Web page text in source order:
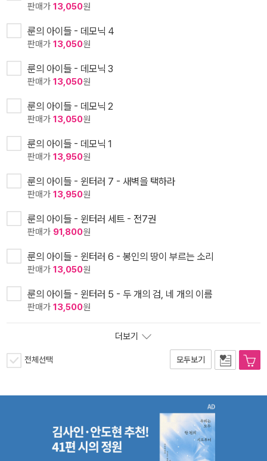
판매가 13,050원
룬의 아이들 - 데모닉 4
판매가 13,050원
룬의 아이들 - 데모닉 3
판매가 13,050원
룬의 아이들 - 데모닉 2
판매가 13,050원
룬의 아이들 - 데모닉 1
판매가 13,950원
룬의 아이들 - 윈터러 7 - 새벽을 택하라
판매가 13,950원
룬의 아이들 - 윈터러 세트 - 전7권
판매가 91,800원
룬의 아이들 - 윈터러 6 - 봉인의 땅이 부르는 소리
판매가 13,050원
룬의 아이들 - 윈터러 5 - 두 개의 검, 네 개의 이름
판매가 13,500원
더보기
전체선택 모두보기